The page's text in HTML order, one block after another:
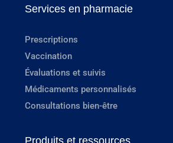
Services en pharmacie
Prescriptions
Vaccination
Évaluations et suivis
Médicaments personnalisés
Consultations bien-être
Produits et ressources